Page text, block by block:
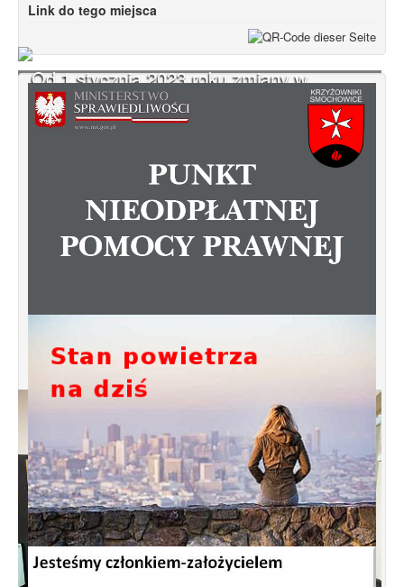
Od 1 stycznia 2023 roku zmiany w
funkcjonowaniu linii autobusowych
kursujących na Krzyżowniki-Smochowice
Link do tego miejsca